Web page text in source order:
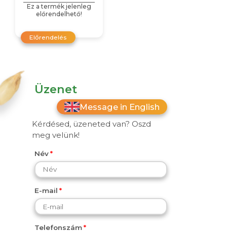
Ez a termék jelenleg
előrendelhető!
Előrendelés
Üzenet
Message in English
Kérdésed, üzeneted van? Oszd
meg velünk!
Név
E-mail
Telefonszám